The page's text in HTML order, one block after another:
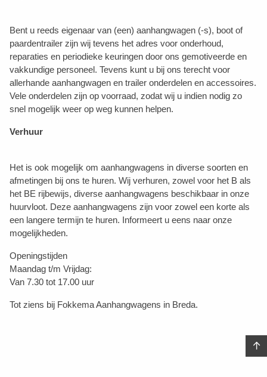
Bent u reeds eigenaar van (een) aanhangwagen (-s), boot of
paardentrailer zijn wij tevens het adres voor onderhoud,
reparaties en periodieke keuringen door ons gemotiveerde en
vakkundige personeel. Tevens kunt u bij ons terecht voor
allerhande aanhangwagen en trailer onderdelen en accessoires.
Vele onderdelen zijn op voorraad, zodat wij u indien nodig zo
snel mogelijk weer op weg kunnen helpen.
Verhuur
Het is ook mogelijk om aanhangwagens in diverse soorten en
afmetingen bij ons te huren. Wij verhuren, zowel voor het B als
het BE rijbewijs, diverse aanhangwagens beschikbaar in onze
huurvloot. Deze aanhangwagens zijn voor zowel een korte als
een langere termijn te huren. Informeert u eens naar onze
mogelijkheden.
Openingstijden
Maandag t/m Vrijdag:
Van 7.30 tot 17.00 uur
Tot ziens bij Fokkema Aanhangwagens in Breda.